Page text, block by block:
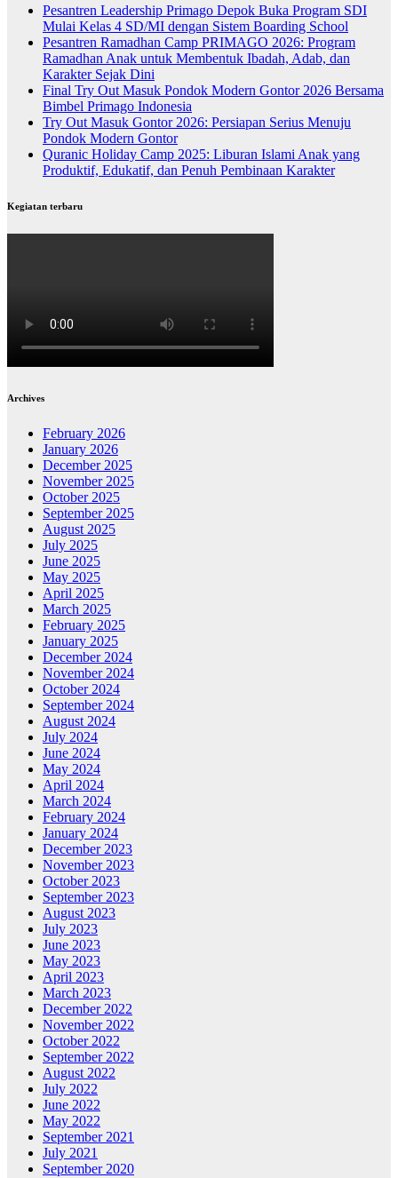
Pesantren Leadership Primago Depok Buka Program SDI
Mulai Kelas 4 SD/MI dengan Sistem Boarding School
Pesantren Ramadhan Camp PRIMAGO 2026: Program
Ramadhan Anak untuk Membentuk Ibadah, Adab, dan
Karakter Sejak Dini
Final Try Out Masuk Pondok Modern Gontor 2026 Bersama
Bimbel Primago Indonesia
Try Out Masuk Gontor 2026: Persiapan Serius Menuju
Pondok Modern Gontor
Quranic Holiday Camp 2025: Liburan Islami Anak yang
Produktif, Edukatif, dan Penuh Pembinaan Karakter
Kegiatan terbaru
Archives
February 2026
January 2026
December 2025
November 2025
October 2025
September 2025
August 2025
July 2025
June 2025
May 2025
April 2025
March 2025
February 2025
January 2025
December 2024
November 2024
October 2024
September 2024
August 2024
July 2024
June 2024
May 2024
April 2024
March 2024
February 2024
January 2024
December 2023
November 2023
October 2023
September 2023
August 2023
July 2023
June 2023
May 2023
April 2023
March 2023
December 2022
November 2022
October 2022
September 2022
August 2022
July 2022
June 2022
May 2022
September 2021
July 2021
September 2020